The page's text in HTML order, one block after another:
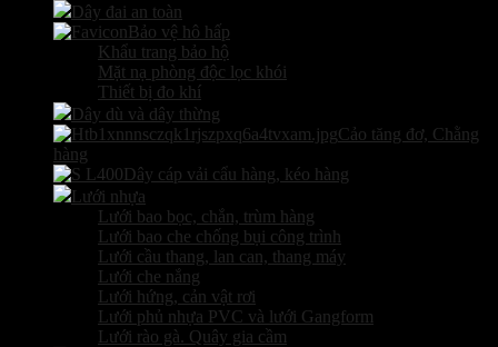
Dây đai an toàn
Bảo vệ hô hấp
Khẩu trang bảo hộ
Mặt nạ phòng độc lọc khói
Thiết bị đo khí
Dây dù và dây thừng
Cảo tăng đơ, Chằng
hàng
Dây cáp vải cẩu hàng, kéo hàng
Lưới nhựa
Lưới bao bọc, chắn, trùm hàng
Lưới bao che chống bụi công trình
Lưới cầu thang, lan can, thang máy
Lưới che nắng
Lưới hứng, cản vật rơi
Lưới phủ nhựa PVC và lưới Gangform
Lưới rào gà. Quây gia cầm